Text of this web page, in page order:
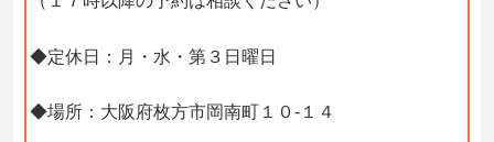
◆定休日：月・水・第３日曜日
◆場所：大阪府枚方市岡南町１０-１４